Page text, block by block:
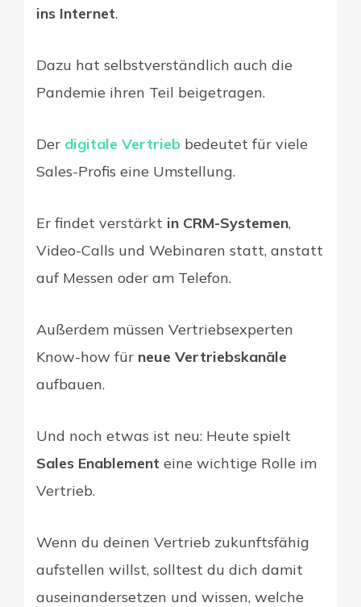
ins Internet.
Dazu hat selbstverständlich auch die
Pandemie ihren Teil beigetragen.
Der digitale Vertrieb bedeutet für viele
Sales-Profis eine Umstellung.
Er findet verstärkt in CRM-Systemen,
Video-Calls und Webinaren statt, anstatt
auf Messen oder am Telefon.
Außerdem müssen Vertriebsexperten
Know-how für neue Vertriebskanäle
aufbauen.
Und noch etwas ist neu: Heute spielt
Sales Enablement eine wichtige Rolle im
Vertrieb.
Wenn du deinen Vertrieb zukunftsfähig
aufstellen willst, solltest du dich damit
auseinandersetzen und wissen, welche